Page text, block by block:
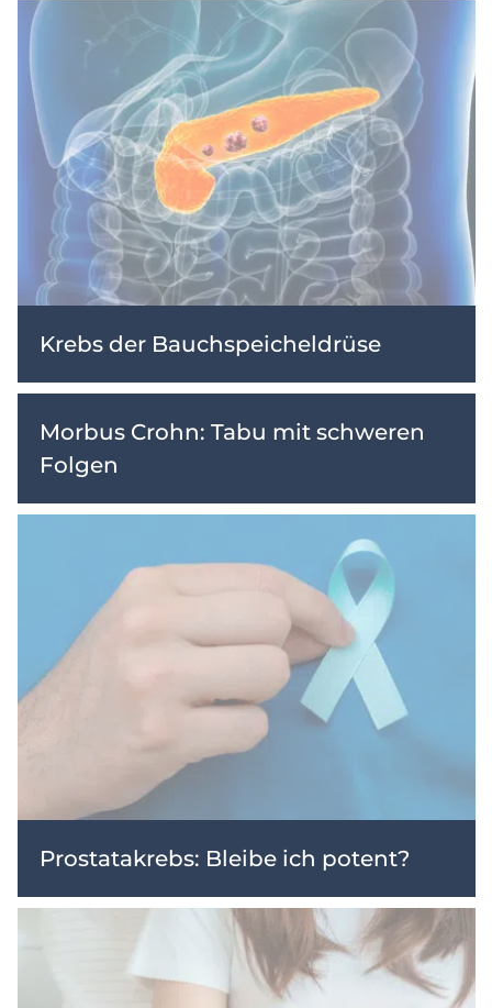
Krebs der Bauchspeicheldrüse
Morbus Crohn: Tabu mit schweren
Folgen
Prostatakrebs: Bleibe ich potent?